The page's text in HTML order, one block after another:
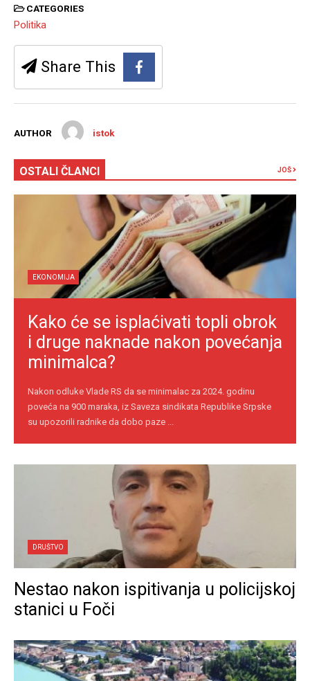
CATEGORIES
Politika
Share This
AUTHOR istok
OSTALI ČLANCI JOŠ
EKONOMIJA
Kako će se isplaćivati topli obrok
i druge naknade nakon povećanja
minimalca?
Nakon odluke Vlade RS da se minimalac za 2024. godinu
poveća na 900 maraka, iz Saveza sindikata Republike Srpske
su upozorili radnike da dobo paze ...
DRUŠTVO
Nestao nakon ispitivanja u policijskoj
stanici u Foči